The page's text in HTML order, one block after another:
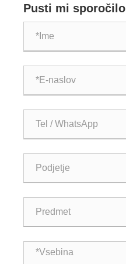
Pusti mi sporočilo